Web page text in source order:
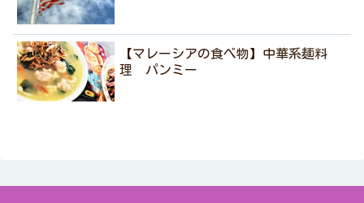
【マレーシアの食べ物】中華系麺料
理 パンミー